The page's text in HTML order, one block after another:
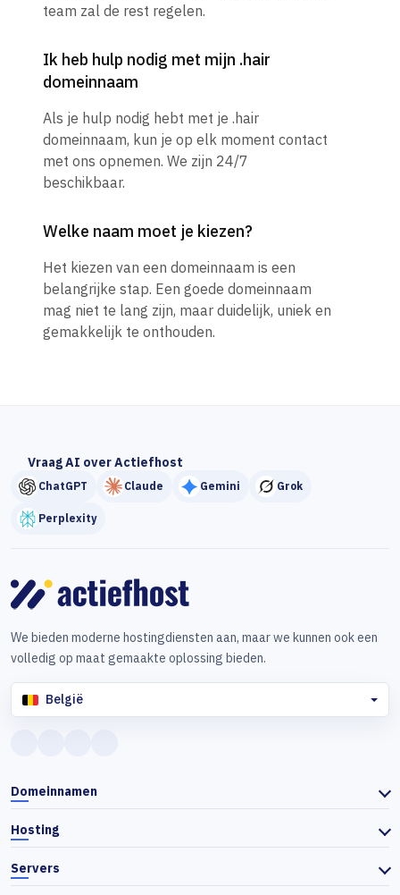
team zal de rest regelen.
Ik heb hulp nodig met mijn .hair
domeinnaam
Als je hulp nodig hebt met je .hair
domeinnaam, kun je op elk moment contact
met ons opnemen. We zijn 24/7
beschikbaar.
Welke naam moet je kiezen?
Het kiezen van een domeinnaam is een
belangrijke stap. Een goede domeinnaam
mag niet te lang zijn, maar duidelijk, uniek en
gemakkelijk te onthouden.
Vraag AI over Actiefhost
ChatGPT Claude Gemini Grok
Perplexity
We bieden moderne hostingdiensten aan, maar we kunnen ook een
volledig op maat gemaakte oplossing bieden.
België
Domeinnamen
Hosting
Servers